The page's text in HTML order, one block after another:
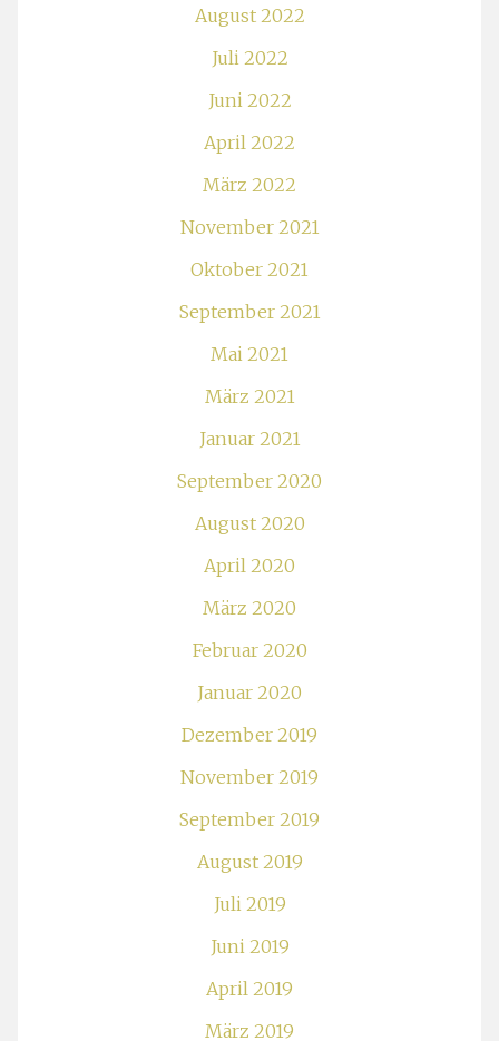
August 2022
Juli 2022
Juni 2022
April 2022
März 2022
November 2021
Oktober 2021
September 2021
Mai 2021
März 2021
Januar 2021
September 2020
August 2020
April 2020
März 2020
Februar 2020
Januar 2020
Dezember 2019
November 2019
September 2019
August 2019
Juli 2019
Juni 2019
April 2019
März 2019